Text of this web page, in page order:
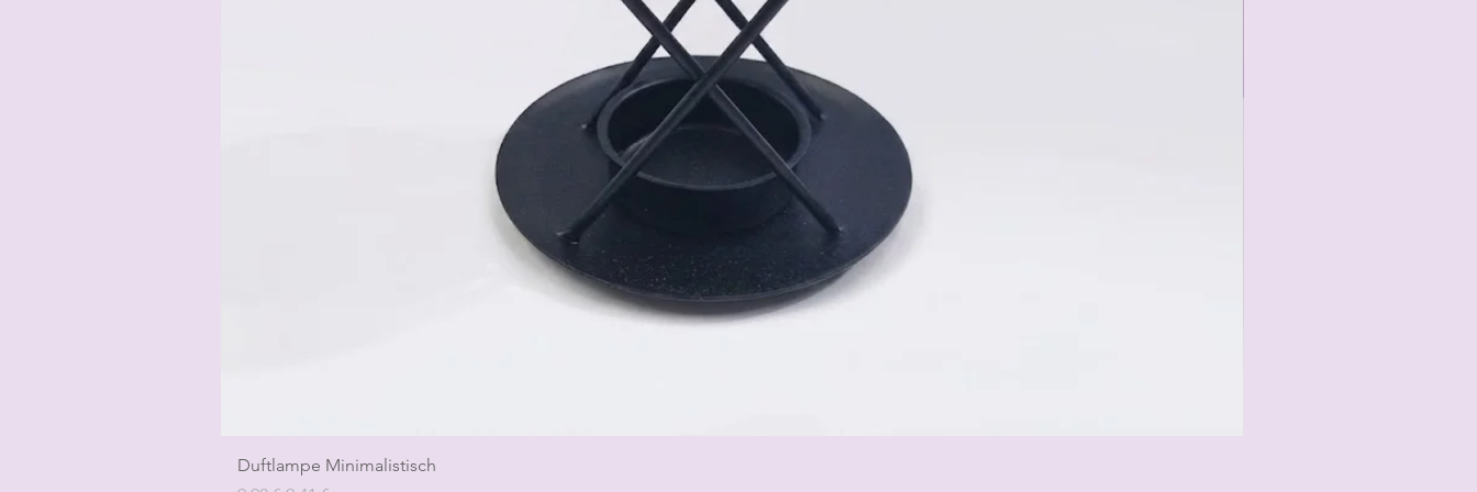
Duftlampe Minimalistisch